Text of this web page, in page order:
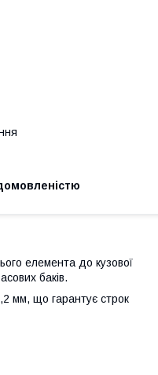
елемента до кузової
баків.
мм, що гарантує строк